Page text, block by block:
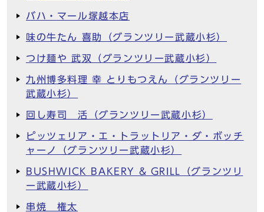
バハ・マール塚越本店
味の牛たん 喜助（グランツリー武蔵小杉）
つけ麺や 武双（グランツリー武蔵小杉）
九州博多料理 幸 とりもつえん（グランツリー
武蔵小杉）
回し寿司 活（グランツリー武蔵小杉）
ピッツェリア・エ・トラットリア・ダ・ボッチ
ャーノ（グランツリー武蔵小杉）
BUSHWICK BAKERY & GRILL（グランツリ
ー武蔵小杉）
串焼 権太